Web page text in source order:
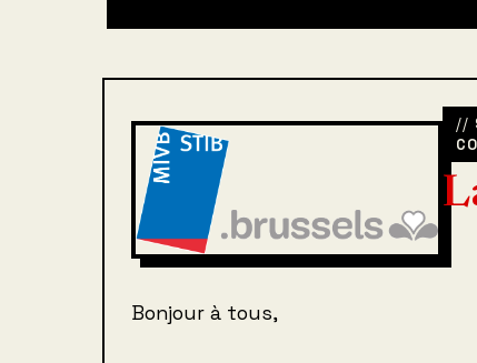
//
Bonjour à tous,